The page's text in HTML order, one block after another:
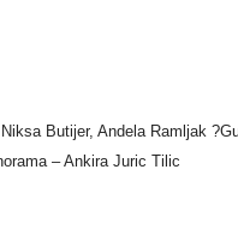
Butijer, Andela Ramljak
– Ankira Juric Tilic